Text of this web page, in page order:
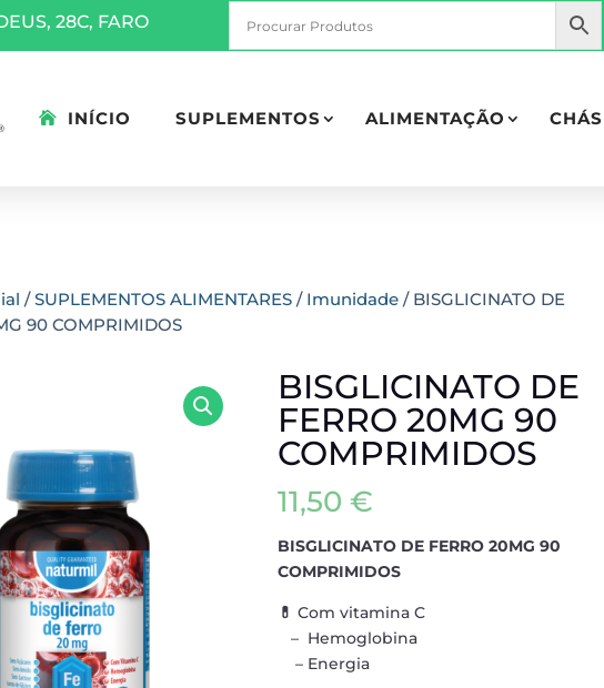
28C, FARO
INÍCIO SUPLEMENTOS ALIMENTAÇÃO CHÁS
/SUPLEMENTOS ALIMENTARES/ Imunidade/ BISGLICINATO DE
90 COMPRIMIDOS
BISGLICINATO DE
FERRO 20MG 90
COMPRIMIDOS
11,50 €
BISGLICINATO DE FERRO 20MG 90
COMPRIMIDOS
💊 Com vitamina C
– Hemoglobina
– Energia